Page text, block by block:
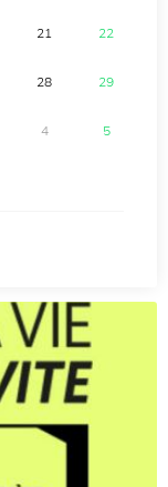
21 22
28 29
4 5